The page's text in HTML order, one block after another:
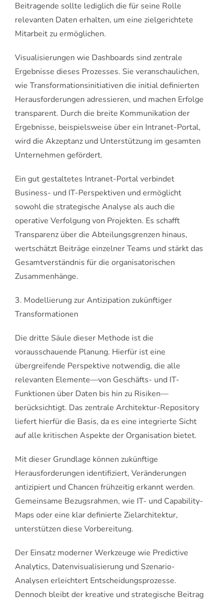
Beitragende sollte lediglich die für seine Rolle
relevanten Daten erhalten, um eine zielgerichtete
Mitarbeit zu ermöglichen.
Visualisierungen wie Dashboards sind zentrale
Ergebnisse dieses Prozesses. Sie veranschaulichen,
wie Transformationsinitiativen die initial definierten
Herausforderungen adressieren, und machen Erfolge
transparent. Durch die breite Kommunikation der
Ergebnisse, beispielsweise über ein Intranet-Portal,
wird die Akzeptanz und Unterstützung im gesamten
Unternehmen gefördert.
Ein gut gestaltetes Intranet-Portal verbindet
Business- und IT-Perspektiven und ermöglicht
sowohl die strategische Analyse als auch die
operative Verfolgung von Projekten. Es schafft
Transparenz über die Abteilungsgrenzen hinaus,
wertschätzt Beiträge einzelner Teams und stärkt das
Gesamtverständnis für die organisatorischen
Zusammenhänge.
3. Modellierung zur Antizipation zukünftiger
Transformationen
Die dritte Säule dieser Methode ist die
vorausschauende Planung. Hierfür ist eine
übergreifende Perspektive notwendig, die alle
relevanten Elemente—von Geschäfts- und IT-
Funktionen über Daten bis hin zu Risiken—
berücksichtigt. Das zentrale Architektur-Repository
liefert hierfür die Basis, da es eine integrierte Sicht
auf alle kritischen Aspekte der Organisation bietet.
Mit dieser Grundlage können zukünftige
Herausforderungen identifiziert, Veränderungen
antizipiert und Chancen frühzeitig erkannt werden.
Gemeinsame Bezugsrahmen, wie IT- und Capability-
Maps oder eine klar definierte Zielarchitektur,
unterstützen diese Vorbereitung.
Der Einsatz moderner Werkzeuge wie Predictive
Analytics, Datenvisualisierung und Szenario-
Analysen erleichtert Entscheidungsprozesse.
Dennoch bleibt der kreative und strategische Beitrag